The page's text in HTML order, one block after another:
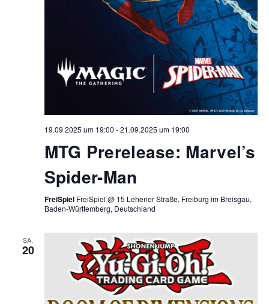
19.09.2025 um 19:00 -21.09.2025 um 19:00
MTG Prerelease: Marvel’s
Spider-Man
FreiSpiel FreiSpiel @ 15 Lehener Straße, Freiburg im Breisgau,
Baden-Württemberg, Deutschland
SA.
20